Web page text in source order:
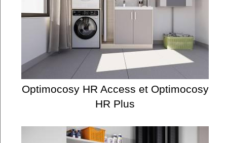
Optimocosy HR Access et Optimocosy
HR Plus